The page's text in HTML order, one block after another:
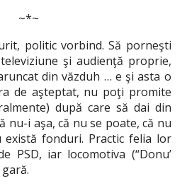
~*~
politic vorbind. Să porneşti
şi audienţă proprie,
din văzduh … e şi asta o
de aşteptat, nu poţi promite
după care să dai din
nu-i aşa, că nu se poate, că nu
există fonduri. Practic felia lor
PSD, iar locomotiva (“Donu’